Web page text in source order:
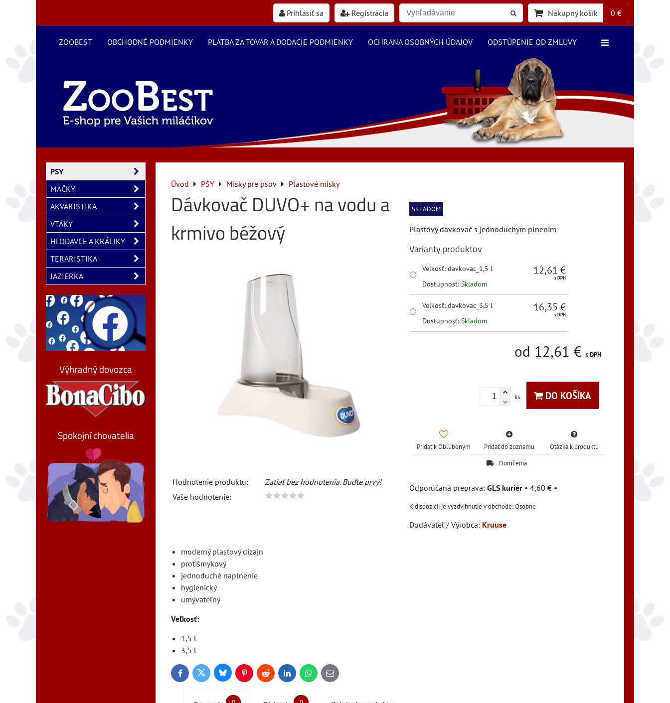
Prihlásiť sa Registrácia Nákupný košík 0 €
ZOOBEST OBCHODNÉ PODMIENKY PLATBA ZA TOVAR A DODACIE PODMIENKY OCHRANA OSOBNÝCH ÚDAJOV ODSTÚPENIE OD ZMLUVY
Úvod PSY Misky pre psov Plastové misky
Dávkovač DUVO+ na vodu a
krmivo béžový
Hodnotenie produktu:
Zatiaľ bez hodnotenia. Buďte prvý!
Vaše hodnotenie:
SKLADOM
Plastový dávkovač s jednoduchým plnením
Varianty produktov
Veľkosť: davkovac_1,5 l
Dostupnosť: Skladom
12,61 €
s DPH
Veľkosť: davkovac_3,5 l
Dostupnosť: Skladom
16,35 €
s DPH
od 12,61 € s DPH
ks DO KOŠÍKA
Pridať k Obľúbeným Pridať do zoznamu
Otázka k produktu
Doručenia
GLS kuriér • 4,60 € •
Osobne
Dodávateľ / Výrobca: Kruuse
moderný plastový dizajn
protišmykový
jednoduché naplnenie
hygienický
umývateľný
Veľkosť:
1,5 l
3,5 l
FacebookTwitter BlueskyPinterestReddit LinkedInWhatsApp
E-
mail
PSY
MAČKY
AKVARISTIKA
VTÁKY
HLODAVCE A KRÁLIKY
TERARISTIKA
JAZIERKA
Výhradný dovozca
Spokojní chovatelia